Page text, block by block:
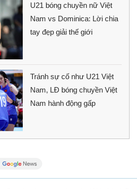
U21 bóng chuyền nữ Việt
Nam vs Dominica: Lời chia
tay đẹp giải thế giới
Tránh sự cố như U21 Việt
Nam, LĐ bóng chuyền Việt
Nam hành động gấp